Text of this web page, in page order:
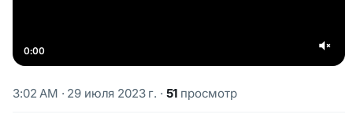
0:00
3:02 AM · 29 июля 2023 г. · 51 просмотр